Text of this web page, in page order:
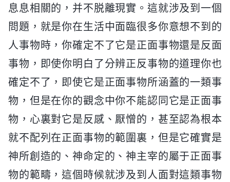
息息相關的，并不脱離現實。這就涉及到一個
問題，就是你在生活中面臨很多你意想不到的
人事物時，你確定不了它是正面事物還是反面
事物，即使你明白了分辨正反事物的道理你也
確定不了，即使它是正面事物所涵蓋的一類事
物，但是在你的觀念中你不能認同它是正面事
物，心裏對它是反感、厭憎的，甚至認為根本
就不配列在正面事物的範圍裏，但是它確實是
神所創造的、神命定的、神主宰的屬于正面事
物的範疇，這個時候就涉及到人面對這類事物